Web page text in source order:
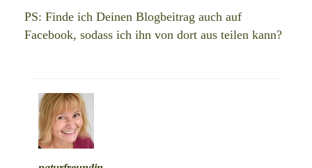
PS: Finde ich Deinen Blogbeitrag auch auf
Facebook, sodass ich ihn von dort aus teilen kann?